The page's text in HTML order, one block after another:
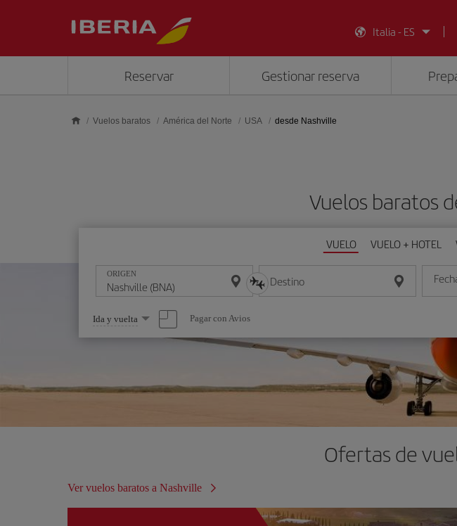
Italia - ES
Reservar Gestionar reserva
Vuelos baratos América del Norte USA desde Nashville
Vuelos baratos
VUELO VUELO + HOTEL
ORIGEN Destino
Seleccione
una
opción
Ida y vuelta Pagar con Avios
Ofertas de
Ver vuelos baratos a Nashville